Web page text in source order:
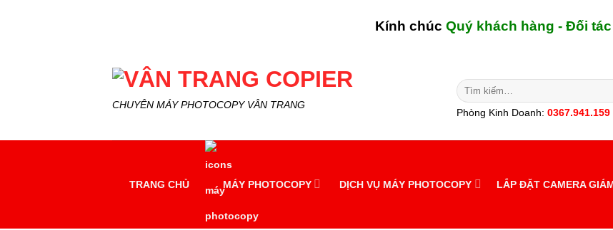
Kính chúcQuý khách hàng - Đối tác
CHUYÊN MÁY PHOTOCOPY VÂN TRANG
Tìm
kiếm:
Phòng Kinh Doanh: 0367.941.159
TRANG CHỦ MÁY PHOTOCOPY DỊCH VỤ MÁY PHOTOCOPY LẮP ĐẶT CAMERA